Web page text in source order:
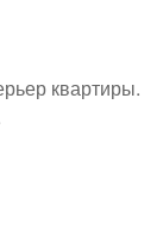
квартиры.